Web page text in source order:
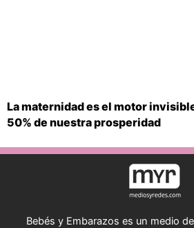
La maternidad es el motor
50% de nuestra prosperidad
Bebés y Embarazos es un medio de